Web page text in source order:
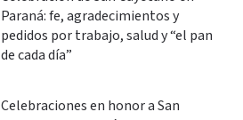
Paraná: fe, agradecimientos y
pedidos por trabajo, salud y “el pan
de cada día”
Celebraciones en honor a San